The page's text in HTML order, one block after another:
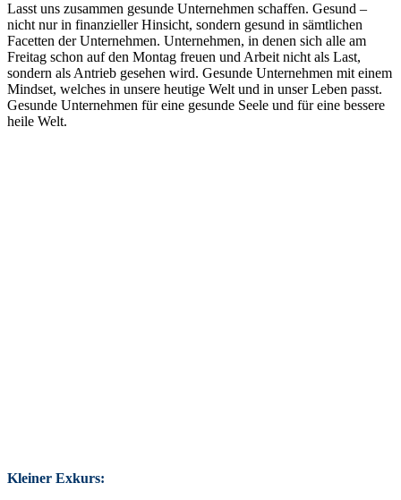
Lasst uns zusammen gesunde Unternehmen schaffen. Gesund –
nicht nur in finanzieller Hinsicht, sondern gesund in sämtlichen
Facetten der Unternehmen. Unternehmen, in denen sich alle am
Freitag schon auf den Montag freuen und Arbeit nicht als Last,
sondern als Antrieb gesehen wird. Gesunde Unternehmen mit einem
Mindset, welches in unsere heutige Welt und in unser Leben passt.
Gesunde Unternehmen für eine gesunde Seele und für eine bessere
heile Welt.
Kleiner Exkurs: